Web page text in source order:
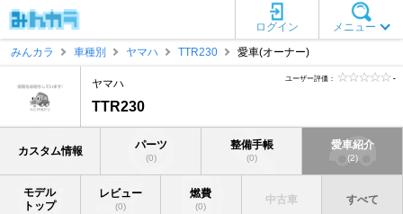
メニュー
ログイン
みんカラ
車種別 ヤマハ TTR230 愛車(オーナー)
ヤマハ
TTR230
ユーザー評価： -
カスタム情報 パーツ
(0)
整備手帳
(0)
愛車紹介
(2)
モデル
トップ
レビュー
(0)
燃費
(0)
中古車 すべて